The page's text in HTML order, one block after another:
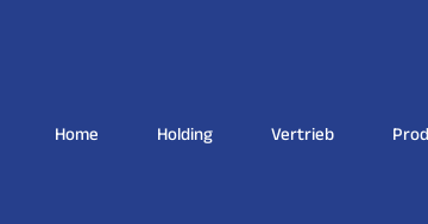
Home Holding Vertrieb